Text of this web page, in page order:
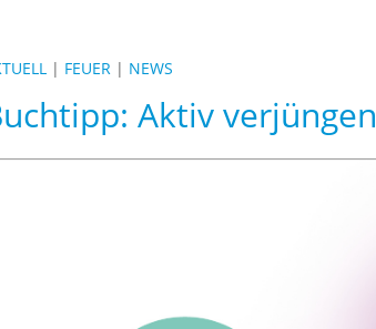
| FEUER | NEWS
Aktiv verjüngen